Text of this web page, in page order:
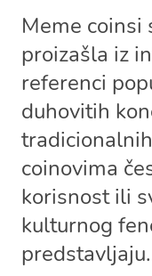
Meme coinsi
proizašla iz
referenci
duhovitih
coinovima
korisnost ili
kulturnog
predstavljaju.